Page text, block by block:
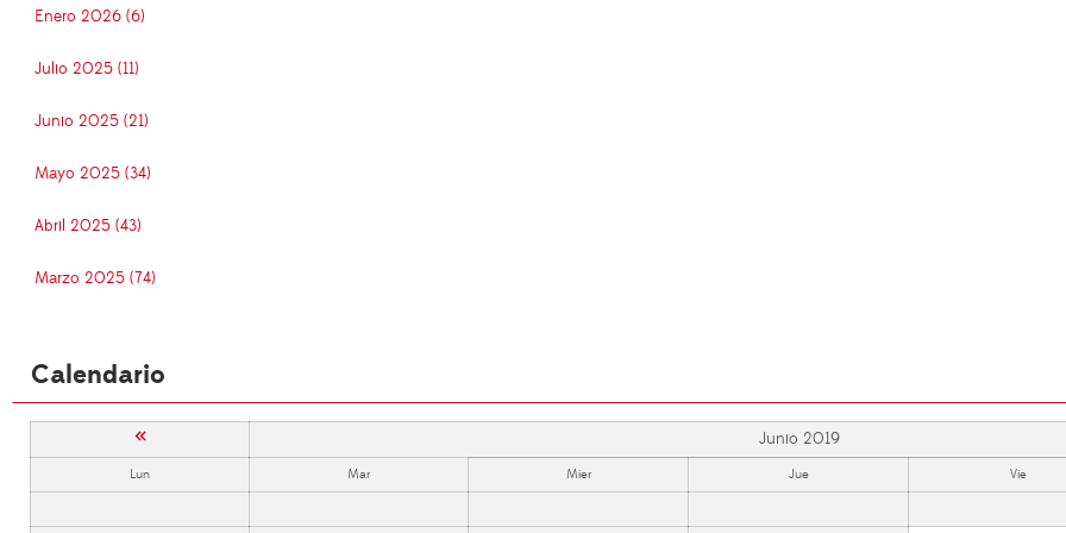
Enero 2026 (6)
Julio 2025 (11)
Junio 2025 (21)
Mayo 2025 (34)
Abril 2025 (43)
Marzo 2025 (74)
Calendario
« Junio 2019
Lun Mar Mier Jue Vie